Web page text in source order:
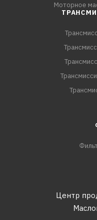
Моторное
Центр